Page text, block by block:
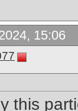
15:06
this